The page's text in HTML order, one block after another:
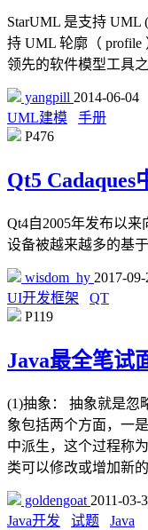
StarUML 是支持 UML
持 UML 轮廓（ profile
领先的软件模型工具
yangpill 2014-06-04
UML建模
手册
P476
Qt5 Cadaques
Qt4自2005年发布以
设备被越来越多的基
wisdom_hy 2017-09-
UI开发框架
QT
P119
Java最全笔试
(1)抽象： 抽象就是忽
象包括两个方面，一
中派生，这个过程称
类可以修改或增加新
goldengoat 2011-03-
Java开发
试题
Java